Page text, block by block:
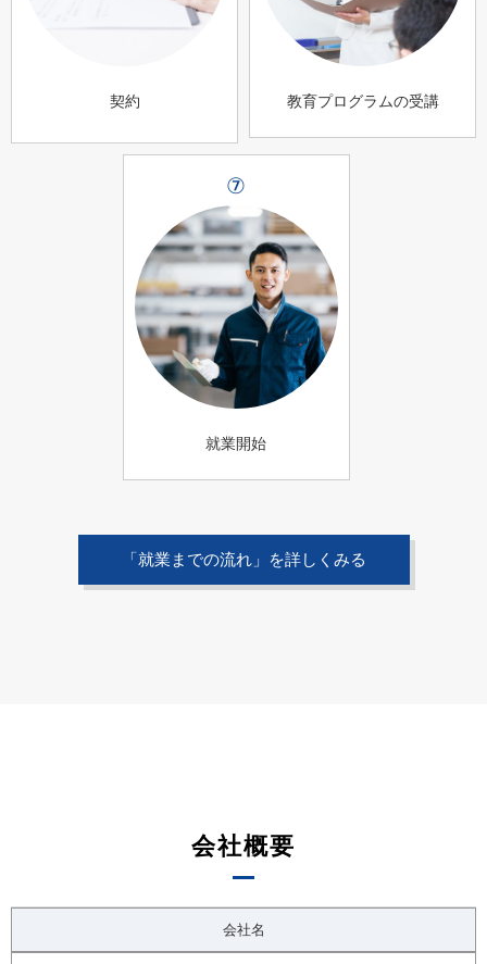
契約 教育プログラムの受講
⑦
就業開始
「就業までの流れ」を詳しくみる
会社概要
会社名